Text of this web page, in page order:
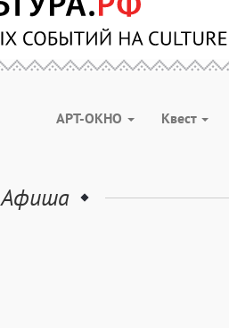
АРТ-ОКНО Квест
Афиша